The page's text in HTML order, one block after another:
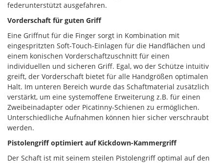
federunterstützt ausgefahren.
Vorderschaft für guten Griff
Eine Griffnut für die Finger sorgt in Kombination mit
eingespritzten Soft-Touch-Einlagen für die Handflächen und
einem konischen Vorderschaftzuschnitt für einen
individuellen und sicheren Griff. Egal, wo der Schütze intuitiv
greift, der Vorderschaft bietet für alle Handgrößen optimalen
Halt. Im unteren Bereich wurde das Schaftmaterial zusätzlich
verstärkt, um eine systemoffene Erweiterung z.B. für einen
Zweibeinadapter oder Picatinny-Schienen zu ermöglichen.
Unterschiedliche Aufnahmen können hier sicher verschraubt
werden.
Pistolengriff optimiert auf Kickdown-Kammergriff
Der Schaft ist mit seinem steilen Pistolengriff optimal auf den